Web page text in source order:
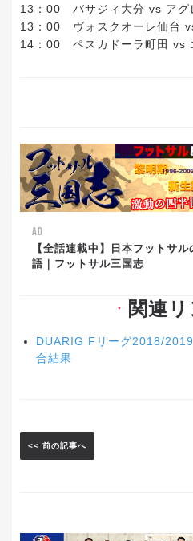
13：00 バサジィ大分 vs アグ
13：00 ヴォスクオーレ仙台
14：00 ペスカドーラ町田 vs
AD
【全話連載中】日本フットサ
語｜フットサル三国志
▼ 関連リ
DUARIG Fリーグ2018/
合結果
<< 前の記事へ